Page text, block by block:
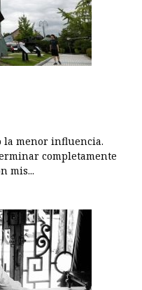
la menor influencia.
completamente
mis...